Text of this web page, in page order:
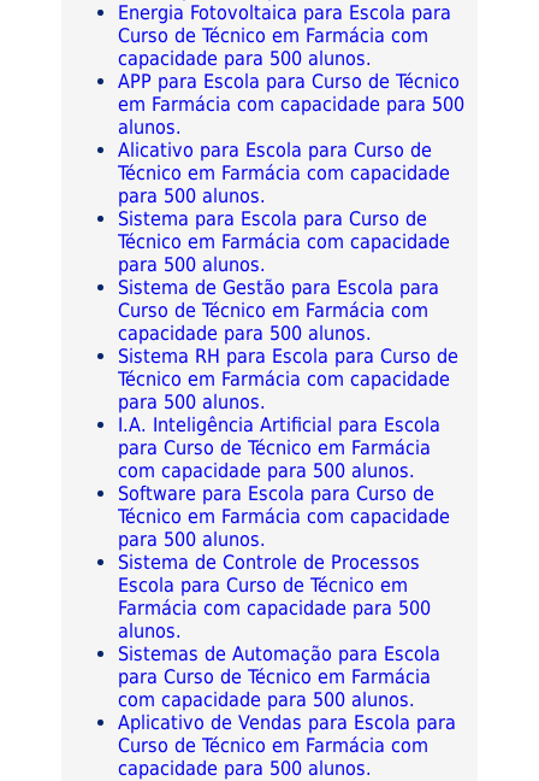
Energia Fotovoltaica para Escola para
Curso de Técnico em Farmácia com
capacidade para 500 alunos.
APP para Escola para Curso de Técnico
em Farmácia com capacidade para 500
alunos.
Alicativo para Escola para Curso de
Técnico em Farmácia com capacidade
para 500 alunos.
Sistema para Escola para Curso de
Técnico em Farmácia com capacidade
para 500 alunos.
Sistema de Gestão para Escola para
Curso de Técnico em Farmácia com
capacidade para 500 alunos.
Sistema RH para Escola para Curso de
Técnico em Farmácia com capacidade
para 500 alunos.
I.A. Inteligência Artificial para Escola
para Curso de Técnico em Farmácia
com capacidade para 500 alunos.
Software para Escola para Curso de
Técnico em Farmácia com capacidade
para 500 alunos.
Sistema de Controle de Processos
Escola para Curso de Técnico em
Farmácia com capacidade para 500
alunos.
Sistemas de Automação para Escola
para Curso de Técnico em Farmácia
com capacidade para 500 alunos.
Aplicativo de Vendas para Escola para
Curso de Técnico em Farmácia com
capacidade para 500 alunos.